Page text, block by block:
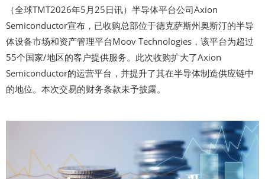
（全球TMT2026年5月25日讯）半导体平台公司Axion
Semiconductor宣布，已收购总部位于德克萨斯州奥斯汀的半导
体设备市场和资产管理平台Moov Technologies，该平台为超过
55个国家/地区的客户提供服务。此次收购扩大了Axion
Semiconductor的运营平台，并提升了其在半导体制造供应链中
的地位。本次交易的财务条款未予披露。